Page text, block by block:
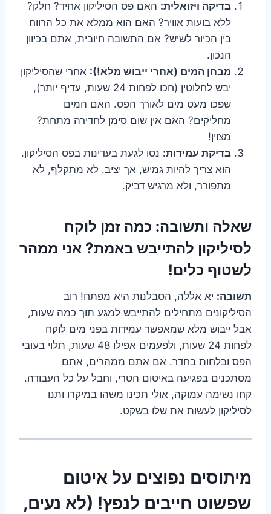
בדיקה ויזואלית: האם פס הסיליקון אחיד? חלק?
ללא בועות אוויר? האם הוא ממלא את כל הרווח
בין הכיור לשיש? אם התשובה חיובית, אתם בכיוון
הנכון.
מבחן המים (אחרי ייבוש מלא!): אחרי שהסיליקון
יבש לחלוטין (חכו לפחות 24 שעות, עדיף יותר),
שפכו מעט מים לאורך הפס. האם המים
מחליקים? האם אין שום סימן לחדירה מתחת?
מצוין!
בדיקת עמידות: נסו לגעת בעדינות בפס הסיליקון.
הוא צריך להיות גמיש, אך יציב. לא מתקלף, לא
מתפורר, ולא מרגיש דביק.
שאלה ותשובה: כמה זמן לוקח
לסיליקון להתייבש באמת? אני ממהר
לשטוף כלים!
תשובה: יא אללה, הסבלנות היא מפתח! רוב
הסיליקונים מתחילים להתייבש למגע תוך כמה שעות,
אבל ייבוש מלא שמאפשר עמידות בפני מים לוקח
לפחות 24 שעות, ולפעמים אפילו 48 שעות, תלוי בעובי
הפס ובלחות בחדר. אם אתם ממהרים, אתם
מסתכנים בפגיעה באיטום הטרי, וחבל על כל העבודה.
קחו נשימה עמוקה, אולי תכינו משהו במיקרו ותנו
לסיליקון לעשות את שלו בשקט.
מיתוסים נפוצים על איטום
שפשוט חייבים לנפץ! (לא נעים,